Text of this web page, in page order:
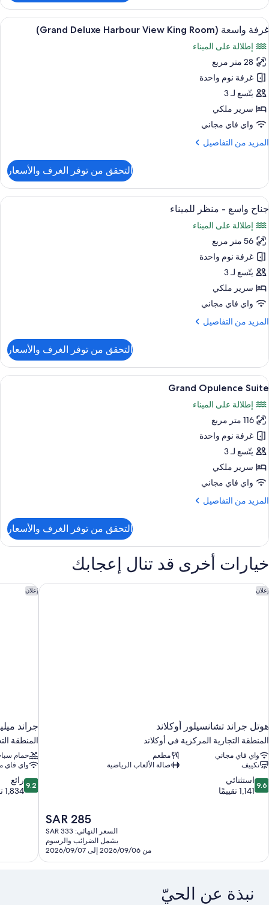
غرفة
ديلوكس
بسريرين
منفصلين
(Grand
Deluxe
Twin
Room)
استعراض
جميع
صور
غرفة
واسعة
(Grand
Deluxe
Harbour
View
King
ملاءات للفراش لا تسبب الحساسية وميني
7
غرفة واسعة (Grand Deluxe Harbour View King Room)
إطلالة على الميناء
28 متر مربع
غرفة نوم واحدة
يتّسع لـ 3
سرير ملكي
واي فاي مجاني
المزيد من التفاصيل
المزيد
غرفة
واسعة
(Grand
Deluxe
Harbour
View
King
Room)
التحقق من توفر الغرف والأسعار
استعراض
جميع
صور
جناح
واسع
-
منظر
للميناء
ملاءات للفراش لا تسبب الحساسية وميني
8
جناح واسع - منظر للميناء
إطلالة على الميناء
56 متر مربع
غرفة نوم واحدة
يتّسع لـ 3
سرير ملكي
واي فاي مجاني
المزيد من التفاصيل
المزيد
جناح
واسع
-
للميناء
التحقق من توفر الغرف والأسعار
استعراض
جميع
صور
Grand
Opulence
Suite
ملاءات للفراش لا تسبب الحساسية وميني
7
Grand Opulence Suite
إطلالة على الميناء
116 متر مربع
غرفة نوم واحدة
يتّسع لـ 3
سرير ملكي
واي فاي مجاني
المزيد من التفاصيل
المزيد
Grand
Opulence
Suite
التحقق من توفر الغرف والأسعار
خيارات أخرى قد تنال إعجابك
إعلان
هوتل جراند تشانسيلور أوكلاند
المنطقة التجارية المركزية في أوكلاند
واي فاي مجاني
مطعم
تكييف
صالة الألعاب الرياضية
9.6
من
9.6 استثنائي
1,141 تقييمًا
السعر
الحالي
هو
SAR
285
SAR 285
السعر النهائي: SAR 333
يشمل الضرائب والرسوم
من 2026/09/06 إلى 2026/09/07
هوتل جراند تشانسيلور أوكلاند إعلان
جراند
المنطقة
حمام
واي فاي
9.2
من
9.2 رائع
1,834 تقييمًا
جراند
نبذة عن الحيّ